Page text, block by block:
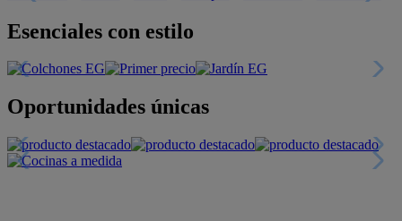
Esenciales con estilo
Oportunidades únicas